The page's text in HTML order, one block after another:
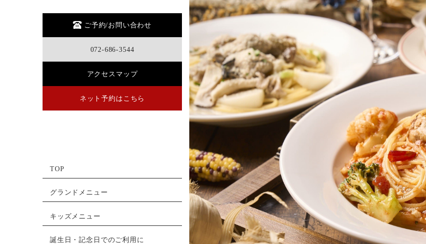
ご予約/お問い合わせ
072-686-3544
アクセスマップ
ネット予約はこちら
TOP
グランドメニュー
キッズメニュー
誕生日・記念日でのご利用に